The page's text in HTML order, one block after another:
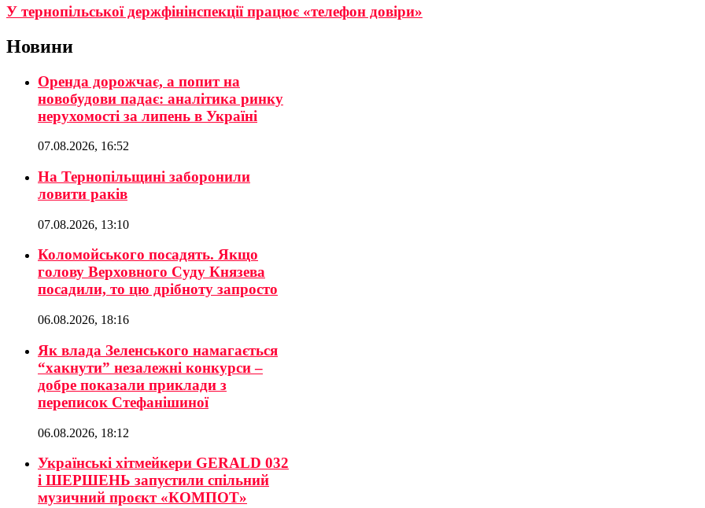
У тернопільської держфінінспекції працює «телефон довіри»
Новини
Оренда дорожчає, а попит на
новобудови падає: аналітика ринку
нерухомості за липень в Україні
07.08.2026, 16:52
На Тернопільщині заборонили
ловити раків
07.08.2026, 13:10
Коломойського посадять. Якщо
голову Верховного Суду Князева
посадили, то цю дрібноту запросто
06.08.2026, 18:16
Як влада Зеленського намагається
“хакнути” незалежні конкурси –
добре показали приклади з
переписок Стефанішиної
06.08.2026, 18:12
Українські хітмейкери GERALD 032
і ШЕРШЕНЬ запустили спільний
музичний проєкт «КОМПОТ»